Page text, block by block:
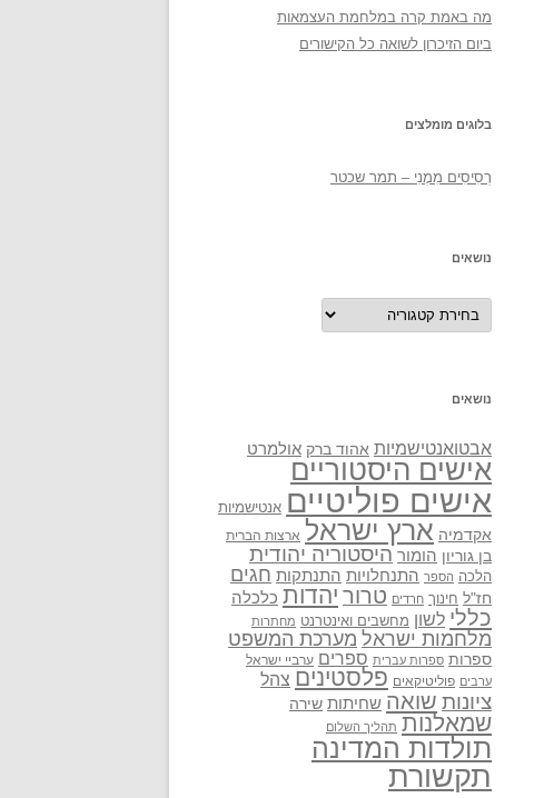
מה באמת קרה במלחמת העצמאות
ביום הזיכרון לשואה כל הקישורים
בלוגים מומלצים
רְסִיסִים מִמֶנִי – תמר שכטר
נושאים
נושאים
נושאים
אבטואנטישמיות אהוד ברק אולמרט
אישים היסטוריים
אישים פוליטיים אנטישמיות
אקדמיה ארץ ישראל ארצות הברית
בן גוריון הומור היסטוריה יהודית
הלכה הספר התנחלויות התנתקות חגים
חז"ל חינוך חרדים טרור יהדות כלכלה
כללי לשון מחשבים ואינטרנט מחתרות
מלחמות ישראל מערכת המשפט
ספרות ספרות עברית ספרים ערביי ישראל
ערבים פוליטיקאים פלסטינים צהל
ציונות שואה שחיתות שירה
שמאלנות תהליך השלום
תולדות המדינה
תקשורת